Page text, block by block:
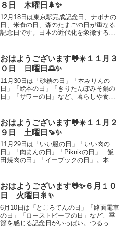
８日 木曜日🌲✨
12月18日は東京駅完成記念日、ナボナの
日、米食の日、森のたまごの日が重なる
記念日です。日本の近代化を象徴する東
で、日常を少し豊かにする話題をまとめ
てご紹介します。
おはようございます🐸☀️１１月３
０日 日曜日🌅✨
11月30日は「砂糖の日」「本みりんの
日」「絵本の日」「きりたんぽみそ鍋の
日」「サワーの日」など、暮らしや食、
説します。季節の情報発信やSNS投稿ネ
タにもぴったり！本日の記念日をきっか
けに、ちょっと幸せな日曜を過ごしまし
ょう。
おはようございます🐸☀️１１月２
９日 土曜日🍠✨
11月29日は「いい服の日」「いい肉の
日」「肉まんの日」「Piknikの日」「飯
田焼肉の日」「イーブックの日」。本記
ワイルズでの配信ハイライトまで幅広く
紹介します。週末の発信ネタや日常のち
ょっとした喜びにどうぞ。
おはようございます🐸✨６月１０
日 火曜日🎇✨
6月10日は「ところてんの日」「路面電車
の日」「ローストビーフの日」など、季
節を感じる記念日がいっぱい。つるっと